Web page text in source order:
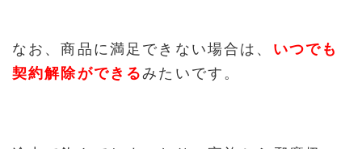
なお、商品に満足できない場合は、 いつでも
契約解除ができるみたいです。